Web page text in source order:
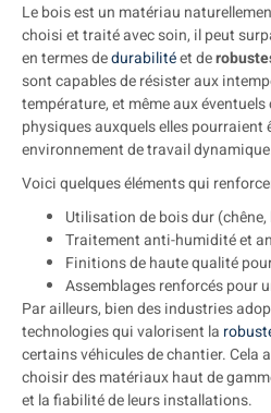
Le bois est un matériau
choisi et traité avec soin, il peut
en termes dedurabilitéet de
sont capables de résister aux
température, et même aux
physiques auxquels elles pourraient
environnement de travail
Voici quelques éléments qui
Utilisation de bois dur (chêne,
Traitement anti-humidité et
Finitions de haute qualité
Assemblages renforcés pour
Par ailleurs, bien des industries
technologies qui valorisent la
certains véhicules de chantier. Cela
choisir des matériaux haut de
et la fiabilité de leurs installations.